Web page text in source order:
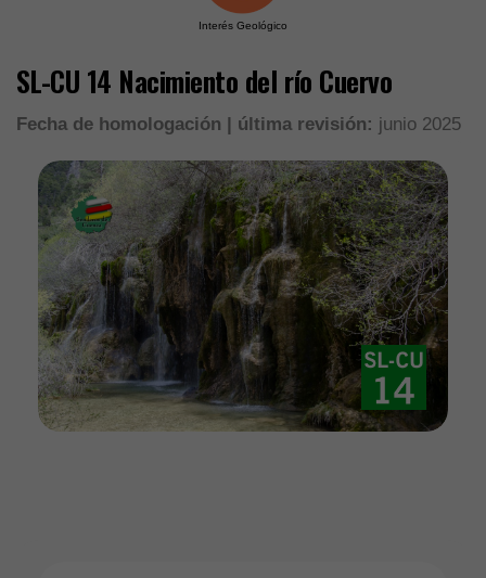
Interés Geológico
SL-CU 14 Nacimiento del río Cuervo
Fecha de homologación | última revisión: junio 2025